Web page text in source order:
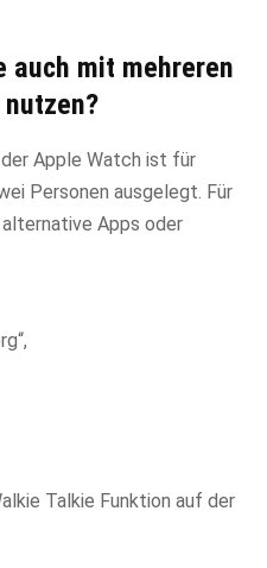
auch mit mehreren
Apple Watch ist für
Personen ausgelegt. Für
Apps oder
Talkie Funktion auf der